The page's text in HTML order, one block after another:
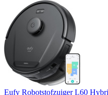
Eufy Robotstofzuiger L60